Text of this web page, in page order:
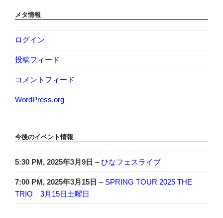
メタ情報
ログイン
投稿フィード
コメントフィード
WordPress.org
今後のイベント情報
5:30 PM, 2025年3月9日 –ひなフェスライブ
7:00 PM, 2025年3月15日 – SPRING TOUR 2025 THE
TRIO 3月15日土曜日